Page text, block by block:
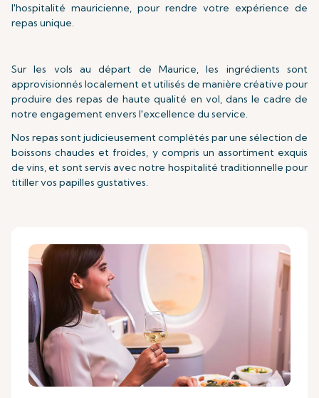
l'hospitalité mauricienne, pour rendre votre expérience de
repas unique.
Sur les vols au départ de Maurice, les ingrédients sont
approvisionnés localement et utilisés de manière créative pour
produire des repas de haute qualité en vol, dans le cadre de
notre engagement envers l'excellence du service.
Nos repas sont judicieusement complétés par une sélection de
boissons chaudes et froides, y compris un assortiment exquis
de vins, et sont servis avec notre hospitalité traditionnelle pour
titiller vos papilles gustatives.